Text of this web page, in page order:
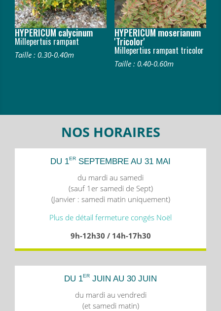
HYPERICUM calycinum
Millepertuis rampant
Taille : 0.30-0.40m
HYPERICUM moserianum
'Tricolor'
Millepertius rampant tricolor
Taille : 0.40-0.60m
NOS HORAIRES
DU 1ER SEPTEMBRE AU 31 MAI
du mardi au samedi
(sauf 1er samedi de Sept)
(Janvier : samedi matin uniquement)
Plus de détail fermeture congés Noël
9h-12h30 / 14h-17h30
DU 1ER JUIN AU 30 JUIN
du mardi au vendredi
(et samedi matin)